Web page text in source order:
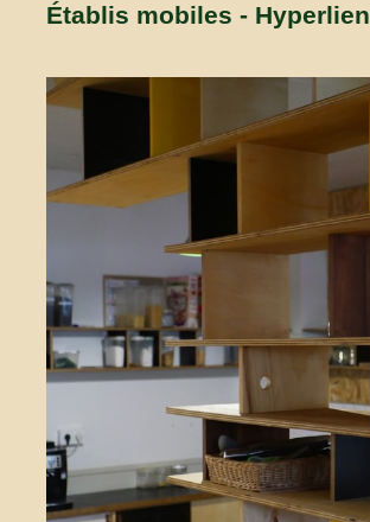
Établis mobiles - Hyperlien